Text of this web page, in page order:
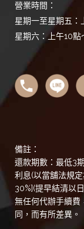
營業時間：
星期一至星期五：
星期六：上午10點
備註：
還款期數：最低3
利息(以當舖法規
30%](提早結清以
無任何代辦手續費
同，而有所差異。